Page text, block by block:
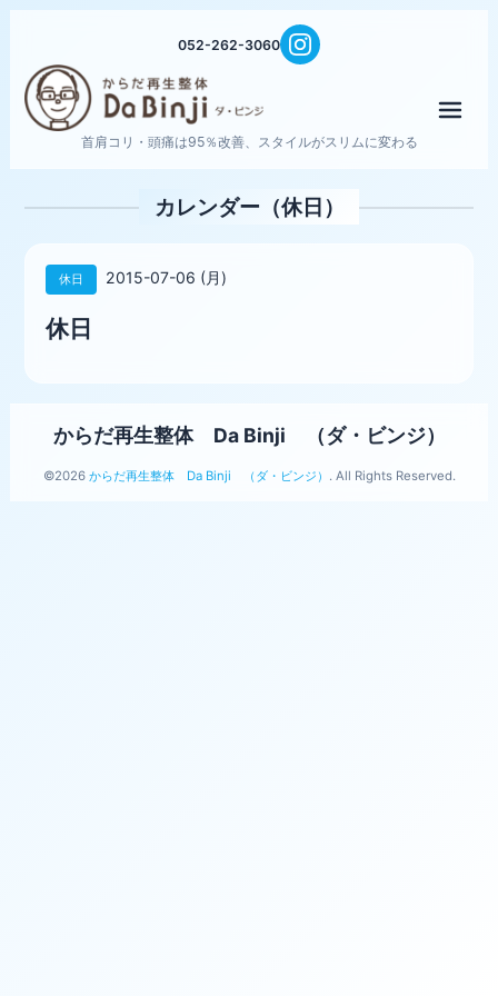
052-262-3060
首肩コリ・頭痛は95％改善、スタイルがスリムに変わる
カレンダー（休日）
休日 2015-07-06 (月)
休日
からだ再生整体 Da Binji （ダ・ビンジ）
©2026 からだ再生整体 Da Binji （ダ・ビンジ） . All Rights Reserved.